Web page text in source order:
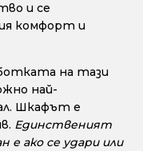
и се
комфорт и
на тази
най-
Шкафът е
Единственият
е ако се удари или